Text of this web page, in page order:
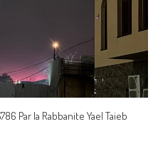
Par la Rabbanite Yael Taieb